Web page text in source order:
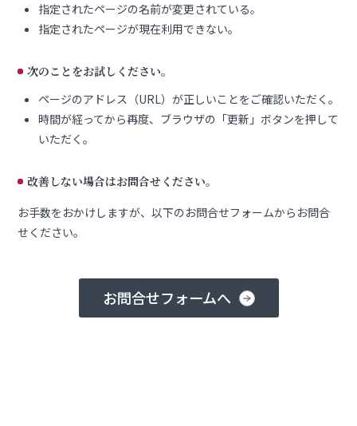
指定されたページの名前が変更されている。
指定されたページが現在利用できない。
次のことをお試しください。
ページのアドレス（URL）が正しいことをご確認いただく。
時間が経ってから再度、ブラウザの「更新」ボタンを押して
いただく。
改善しない場合はお問合せください。
お手数をおかけしますが、以下のお問合せフォームからお問合
せください。
お問合せフォームへ